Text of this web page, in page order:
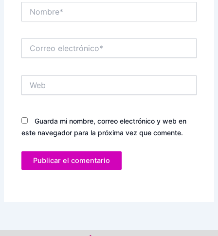
electrónico*
Guarda mi nombre, correo electrónico y web en
este navegador para la próxima vez que comente.